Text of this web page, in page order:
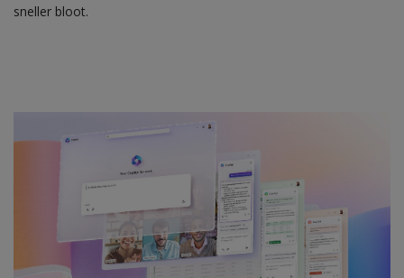
sneller bloot.